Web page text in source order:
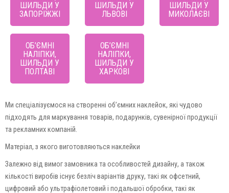
ШИЛЬДИ У
ЗАПОРІЖЖІ
ШИЛЬДИ У
ЛЬВОВІ
ШИЛЬДИ У
МИКОЛАЄВІ
ОБ’ЄМНІ
НАЛІПКИ,
ШИЛЬДИ У
ПОЛТАВІ
ОБ’ЄМНІ
НАЛІПКИ,
ШИЛЬДИ У
ХАРКОВІ
Ми спеціалізуємося на створенні об’ємних наклейок, які чудово
підходять для маркування товарів, подарунків, сувенірної продукції
та рекламних компаній.
Матеріал, з якого виготовляються наклейки
Залежно від вимог замовника та особливостей дизайну, а також
кількості виробів існує безліч варіантів друку, такі як офсетний,
цифровий або ультрафіолетовий і подальшої обробки, такі як